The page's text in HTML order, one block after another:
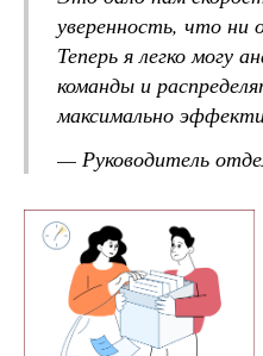
уверенность, что ни
Теперь я легко могу
команды и
максимально
— Руководитель